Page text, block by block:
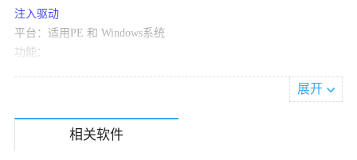
注入驱动
平台：适用PE 和 Windows系统
功能：
注： 在恢复完系统后应立即使用本工具注入驱动；如果是在系统安
展开
相关软件